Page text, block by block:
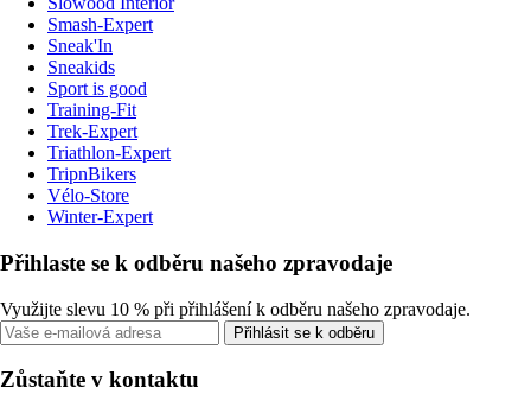
Smash-Expert
Sneak'In
Sneakids
Sport is good
Training-Fit
Trek-Expert
Triathlon-Expert
TripnBikers
Vélo-Store
Winter-Expert
Přihlaste se k odběru našeho zpravodaje
Využijte slevu 10 % při přihlášení k odběru našeho zpravodaje.
Přihlásit se k odběru
Zůstaňte v kontaktu